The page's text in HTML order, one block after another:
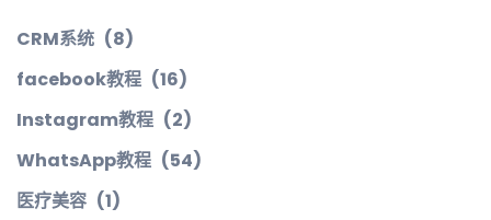
CRM系统 (8)
facebook教程 (16)
Instagram教程 (2)
WhatsApp教程 (54)
医疗美容 (1)